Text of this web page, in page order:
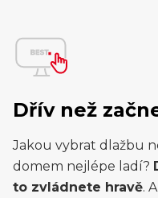
Dřív než
Jakou vybrat dlažbu
domem nejlépe ladí?
to zvládnete hravě.